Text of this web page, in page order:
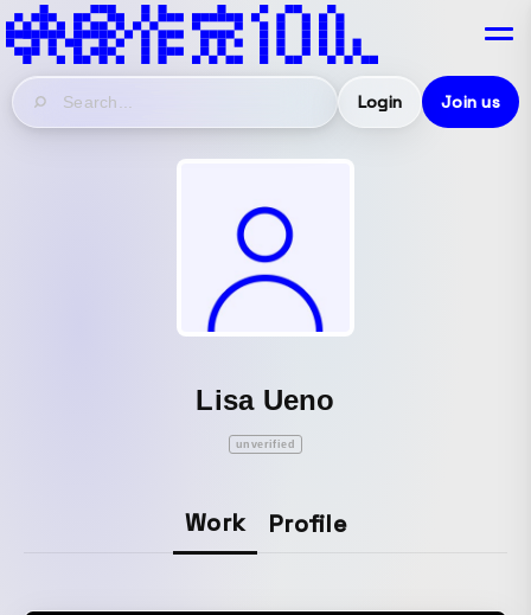
Login Join us
Lisa Ueno
unverified
Work Profile